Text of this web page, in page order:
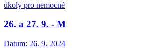
úkoly pro nemocné
26. a 27. 9. - M
Datum: 26. 9. 2024